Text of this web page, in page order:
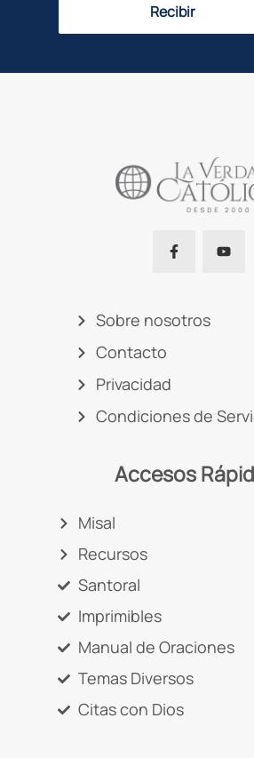
Recibir
Sobre nosotros
Contacto
Privacidad
Condiciones de
Accesos
Misal
Recursos
Santoral
Imprimibles
Manual de Oraciones
Temas Diversos
Citas con Dios